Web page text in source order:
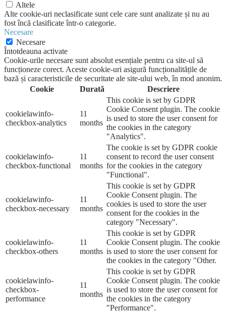
Altele
Alte cookie-uri neclasificate sunt cele care sunt analizate și nu au
fost încă clasificate într-o categorie.
Necesare
Necesare
Întotdeauna activate
Cookie-urile necesare sunt absolut esențiale pentru ca site-ul să
funcționeze corect. Aceste cookie-uri asigură funcționalitățile de
bază și caracteristicile de securitate ale site-ului web, în mod anonim.
Cookie
Durată Descriere
cookielawinfo-
checkbox-analytics
11
months
This cookie is set by GDPR
Cookie Consent plugin. The cookie
is used to store the user consent for
the cookies in the category
"Analytics".
cookielawinfo-
checkbox-functional
11
months
The cookie is set by GDPR cookie
consent to record the user consent
for the cookies in the category
"Functional".
cookielawinfo-
checkbox-necessary
11
months
This cookie is set by GDPR
Cookie Consent plugin. The
cookies is used to store the user
consent for the cookies in the
category "Necessary".
cookielawinfo-
checkbox-others
11
months
This cookie is set by GDPR
Cookie Consent plugin. The cookie
is used to store the user consent for
the cookies in the category "Other.
cookielawinfo-
checkbox-
performance
11
months
This cookie is set by GDPR
Cookie Consent plugin. The cookie
is used to store the user consent for
the cookies in the category
"Performance".